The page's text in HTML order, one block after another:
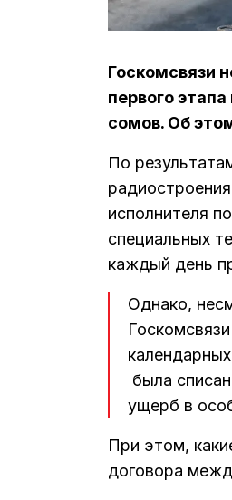
Госкомсвязи
первого
сомов. Об
По
исполнителя
специальных
каждый день
Однако,
была
ущерб в
При этом,
договора